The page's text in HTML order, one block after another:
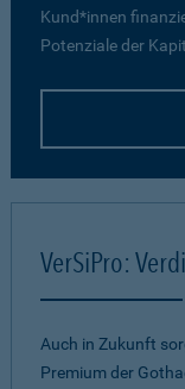
Kund*innen
Potenziale der
VerSiPro:
Auch in Zukunft
Premium der